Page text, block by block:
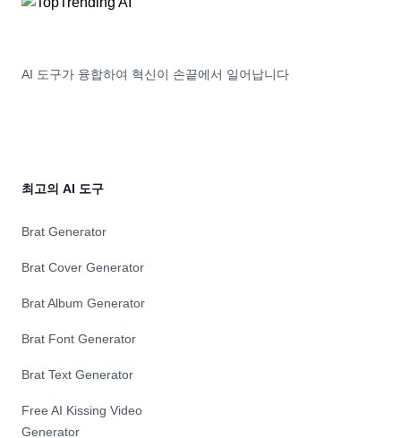
AI 도구가 융합하여 혁신이 손끝에서 일어납니다
최고의 AI 도구
Brat Generator
Brat Cover Generator
Brat Album Generator
Brat Font Generator
Brat Text Generator
Free AI Kissing Video
Generator